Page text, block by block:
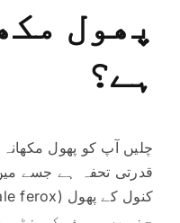
پھول
ہے؟
چلیں آپ کو پھول مکھانہ
قدرتی تحفہ ہے جسے